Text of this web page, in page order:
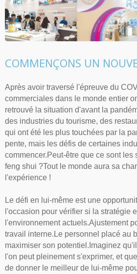
COMMENÇONS UN
Après avoir traversé l'épreuve du
commerciales dans le monde entier
retrouvé la situation d'avant la
des industries du tourisme, des
qui ont été les plus touchées par la
pente, mais les défis de certaines
commencer.Peut-être que ce sont les
feng shui ?Tout le monde aura sa
l'expérience !
Le défi en lui-même est une
l'occasion pour vérifier si la stratégie
l'environnement actuels.Ajustement
travail interne.Le personnel placé au
maximiser son potentiel.Imaginez
l'on peut pleinement s'exprimer, et
de donner le meilleur de lui-même